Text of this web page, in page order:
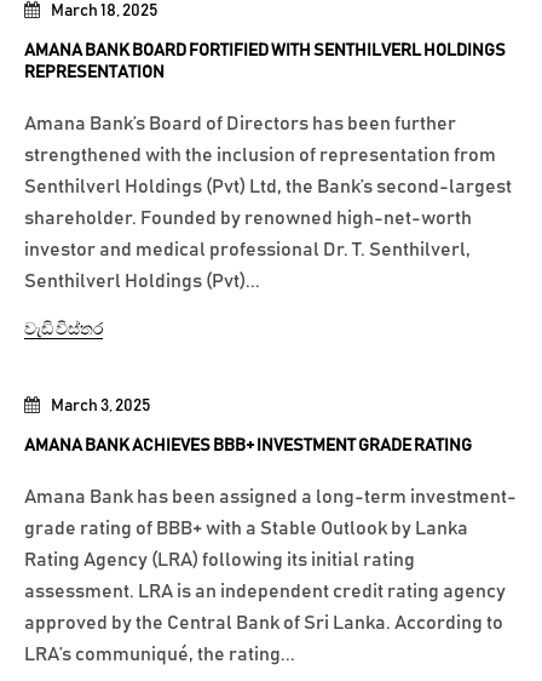
March 3, 2025
AMANA BANK ACHIEVES BBB+ INVESTMENT GRADE RATING
Amana Bank has been assigned a long-term investment-
grade rating of BBB+ with a Stable Outlook by Lanka
Rating Agency (LRA) following its initial rating
assessment. LRA is an independent credit rating agency
approved by the Central Bank of Sri Lanka. According to
LRA’s communiqué, the rating...
March 18, 2025
AMANA BANK BOARD FORTIFIED WITH SENTHILVERL HOLDINGS
REPRESENTATION
Amana Bank’s Board of Directors has been further
strengthened with the inclusion of representation from
Senthilverl Holdings (Pvt) Ltd, the Bank’s second-largest
shareholder. Founded by renowned high-net-worth
investor and medical professional Dr. T. Senthilverl,
Senthilverl Holdings (Pvt)...
වැඩි විස්තර